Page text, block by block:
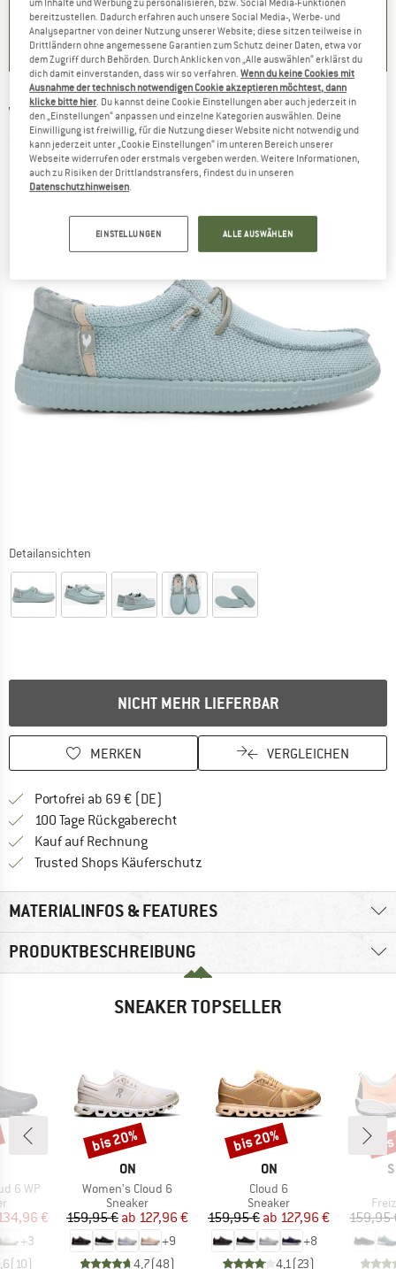
) 4,8(38)
4,7 (23)
WALK IN PITAS -WP150 Luca - Sneaker
(0)
Detailansichten
NICHT MEHR LIEFERBAR
MERKEN VERGLEICHEN
Portofrei ab 69 € (DE)
100 Tage Rückgaberecht
Kauf auf RechnungFinde die Zahlungs-Infos hier! Öffnet
Trusted Shops Käuferschutz
MATERIALINFOS & FEATURES
PRODUKTBESCHREIBUNG
SNEAKER TOPSELLER
6 WP
Preis
€
+3
(10)
MARKE
ON
Artikel
Women's Cloud 6
Produktgruppe
Sneaker
Preis
159,95 € reduzierter Preis
ab 127,96 €
+9
4,7(48)
Rabatt
bis 20%
MARKE
ON
Artikel
Cloud 6
Produktgruppe
Sneaker
Preis
159,95 € reduzierter Preis
ab 127,96 €
+8
4,1 (23)
Rabatt
bis 20%
159,95
um Inhalte und Werbung zu personalisieren, bzw. Social Media-Funktionen
bereitzustellen. Dadurch erfahren auch unsere Social Media-, Werbe- und
Analysepartner von deiner Nutzung unserer Website; diese sitzen teilweise in
Drittländern ohne angemessene Garantien zum Schutz deiner Daten, etwa vor
dem Zugriff durch Behörden. Durch Anklicken von „Alle auswählen“ erklärst du
dich damit einverstanden, dass wir so verfahren.Wenn du keine Cookies mit
Ausnahme der technisch notwendigen Cookie akzeptieren möchtest, dann
klicke bitte hier. Du kannst deine Cookie Einstellungen aber auch jederzeit in
den „Einstellungen“ anpassen und einzelne Kategorien auswählen. Deine
Einwilligung ist freiwillig, für die Nutzung dieser Website nicht notwendig und
kann jederzeit unter „Cookie Einstellungen“ im unteren Bereich unserer
Webseite widerrufen oder erstmals vergeben werden. Weitere Informationen,
auch zu Risiken der Drittlandstransfers, findest du in unseren
Datenschutzhinweisen.
EINSTELLUNGEN ALLE AUSWÄHLEN